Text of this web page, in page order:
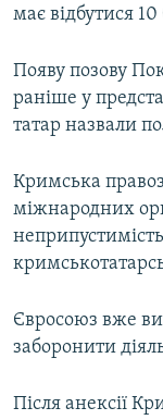
має відбутися
Появу позову
раніше у
татар назвали
Кримська
міжнародних
Євросоюз вже
заборонити
Після анексії